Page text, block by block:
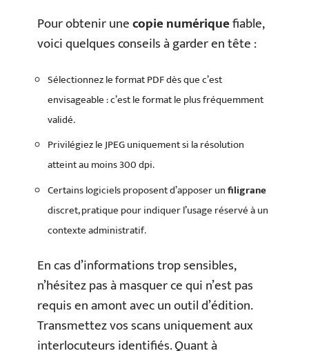
Pour obtenir unecopie numériquefiable,
voici quelques conseils à garder en tête :
Sélectionnez le format PDF dès que c’est
envisageable : c’est le format le plus fréquemment
validé.
Privilégiez le JPEG uniquement si la résolution
atteint au moins 300 dpi.
Certains logiciels proposent d’apposer unfiligrane
discret, pratique pour indiquer l’usage réservé à un
contexte administratif.
En cas d’informations trop sensibles,
n’hésitez pas à masquer ce qui n’est pas
requis en amont avec un outil d’édition.
Transmettez vos scans uniquement aux
interlocuteurs identifiés. Quant à